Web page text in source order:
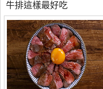
牛排這樣最好吃